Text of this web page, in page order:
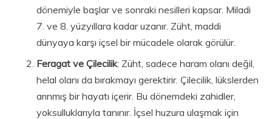
dönemiyle başlar ve sonraki nesilleri kapsar. Miladi
7. ve 8. yüzyıllara kadar uzanır. Züht, maddi
dünyaya karşı içsel bir mücadele olarak görülür.
Feragat ve Çilecilik: Züht, sadece haram olanı değil,
helal olanı da bırakmayı gerektirir. Çilecilik, lükslerden
arınmış bir hayatı içerir. Bu dönemdeki zahidler,
yoksulluklarıyla tanınır. İçsel huzura ulaşmak için